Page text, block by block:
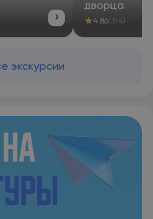
›
дворца
★4.86(314)
экскурсии